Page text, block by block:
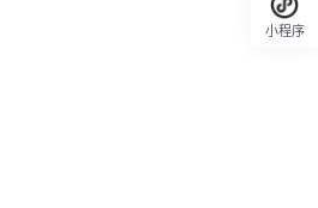
小程序